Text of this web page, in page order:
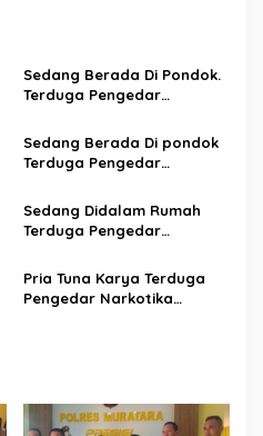
Sedang Berada Di Pondok.
Terduga Pengedar
Sedang Berada Di pondok
Terduga Pengedar
Sedang Didalam Rumah
Terduga Pengedar
Pria Tuna Karya Terduga
Pengedar Narkotika